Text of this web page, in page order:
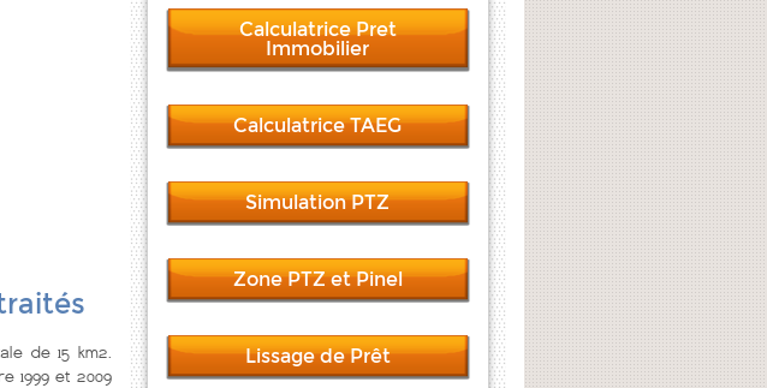
de 15 km2.
1999 et 2009
Calculatrice Pret
Immobilier
Calculatrice TAEG
Simulation PTZ
Zone PTZ et Pinel
Lissage de Prêt